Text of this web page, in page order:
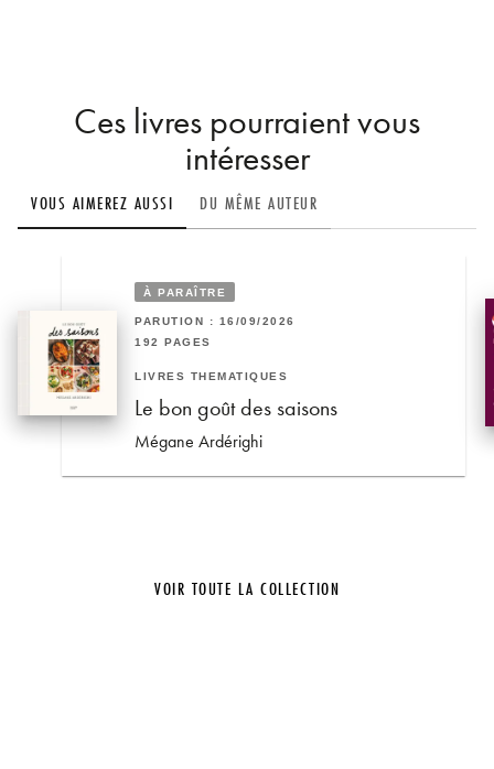
Ces livres pourraient vous
intéresser
VOUS AIMEREZ AUSSI DU MÊME AUTEUR
À PARAÎTRE
PARUTION : 16/09/2026
192 PAGES
LIVRES THÉMATIQUES
Le bon goût des saisons
Mégane Ardérighi
VOIR TOUTE LA COLLECTION